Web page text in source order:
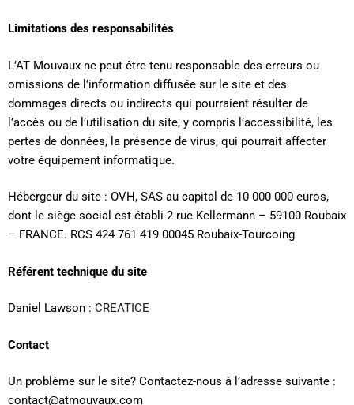
Limitations des responsabilités
L’AT Mouvaux ne peut être tenu responsable des erreurs ou
omissions de l’information diffusée sur le site et des
dommages directs ou indirects qui pourraient résulter de
l’accès ou de l’utilisation du site, y compris l’accessibilité, les
pertes de données, la présence de virus, qui pourrait affecter
votre équipement informatique.
Hébergeur du site : OVH, SAS au capital de 10 000 000 euros,
dont le siège social est établi 2 rue Kellermann – 59100 Roubaix
– FRANCE. RCS 424 761 419 00045 Roubaix-Tourcoing
Référent technique du site
Daniel Lawson : CREATICE
Contact
Un problème sur le site? Contactez-nous à l’adresse suivante :
contact@atmouvaux.com